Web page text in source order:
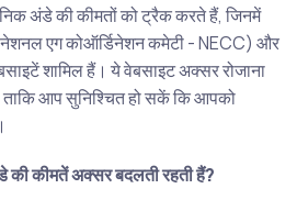
अंडे की कीमतों को ट्रैक करते हैं, जिनमें
(नेशनल एग कोऑर्डिनेशन कमेटी - NECC) और
शामिल हैं। ये वेबसाइट अक्सर रोजाना
आप सुनिश्चित हो सकें कि आपको
कीमतें अक्सर बदलती रहती हैं?